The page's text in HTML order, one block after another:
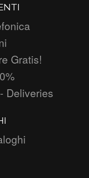
Gratis!
Deliveries